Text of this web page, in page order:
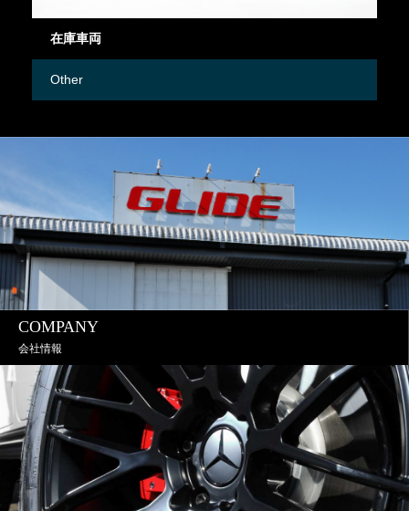
在庫車両
Other
COMPANY
会社情報